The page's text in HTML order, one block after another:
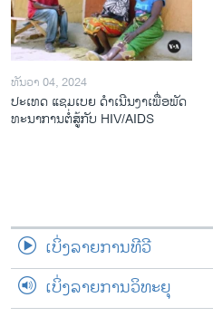
ທັນວາ 04, 2024
ປະ​ເທດ ແຊມ​ເບຍ ດຳ​ເນີນ​ງາ​ເພື່ອ​ພັດ​
ທະ​ນາ​ການ​ຕໍ່​ສູ້​ກັບ​ HIV/AIDS
ເບິ່ງລາຍການທີວີ
ເບິ່ງລາຍການວິທະຍຸ